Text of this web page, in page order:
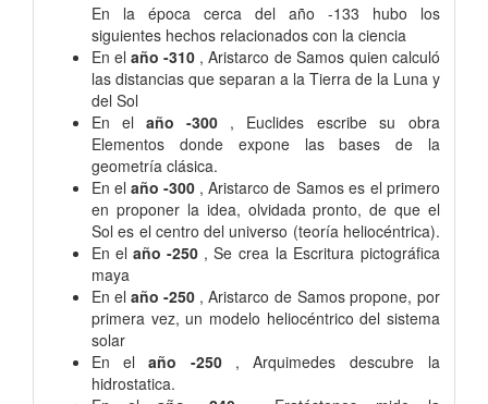
En la época cerca del año -133 hubo los
siguientes hechos relacionados con la ciencia
En el año -310 , Aristarco de Samos quien calculó
las distancias que separan a la Tierra de la Luna y
del Sol
En el año -300 , Euclides escribe su obra
Elementos donde expone las bases de la
geometría clásica.
En el año -300 , Aristarco de Samos es el primero
en proponer la idea, olvidada pronto, de que el
Sol es el centro del universo (teoría heliocéntrica).
En el año -250 , Se crea la Escritura pictográfica
maya
En el año -250 , Aristarco de Samos propone, por
primera vez, un modelo heliocéntrico del sistema
solar
En el año -250 , Arquimedes descubre la
hidrostatica.